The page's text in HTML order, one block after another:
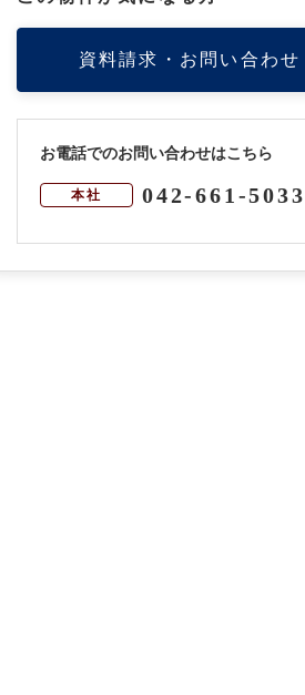
資料請求・お問い合わせ
お電話でのお問い合わせはこちら
本社 042-661-5033